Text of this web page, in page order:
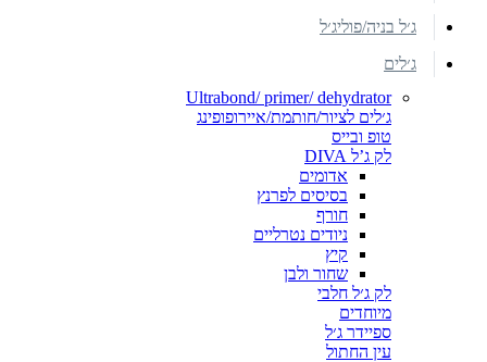
ג׳ל בניה/פוליג׳ל
ג׳לים
Ultrabond/ primer/ dehydrator
ג׳לים לציור/חותמת/איירופופינג
טופ ובייס
לק ג’ל DIVA
אדומים
בסיסים לפרנץ
חורף
ניודים נטרליים
קיץ
שחור ולבן
לק ג׳ל חלבי
מיוחדים
ספיידר ג׳ל
עין החתול